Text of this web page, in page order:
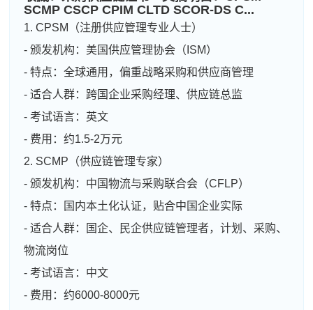
SCMP CSCP CPIM CLTD SCOR-DS C...
1. CPSM（注册供应管理专业人士）
- 颁发机构：美国供应管理协会（ISM）
- 特点：全球通用，偏重战略采购和供应商管理
- 适合人群：跨国企业采购经理、供应链总监
- 考试语言：英文
- 费用：约1.5-2万元
2. SCMP（供应链管理专家）
- 颁发机构：中国物流与采购联合会（CFLP）
- 特点：国内本土化认证，贴合中国企业实际
- 适合人群：国企、民企供应链管理者，计划、采购、
物流岗位
- 考试语言：中文
- 费用：约6000-8000元